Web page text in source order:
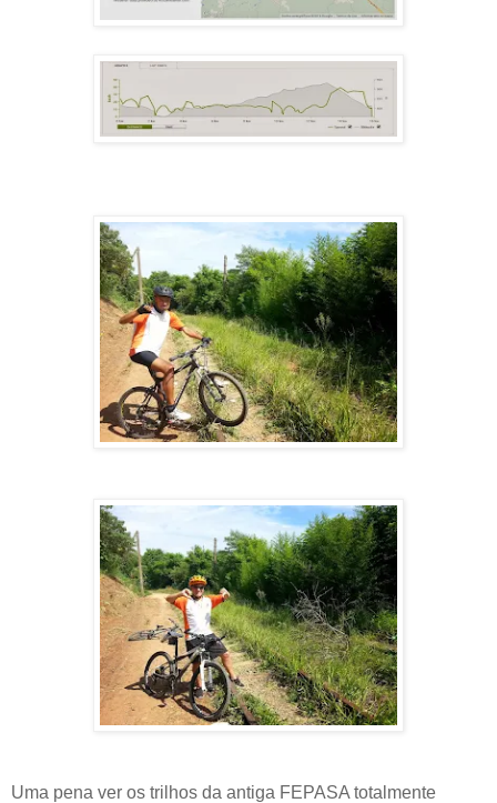
Uma pena ver os trilhos da antiga FEPASA totalmente